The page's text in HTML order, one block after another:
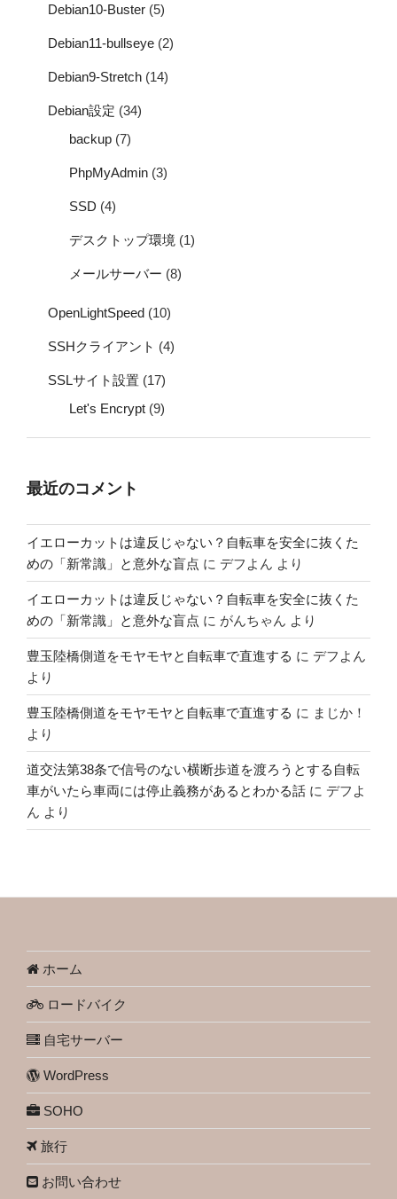
Debian10-Buster (5)
Debian11-bullseye (2)
Debian9-Stretch (14)
Debian設定 (34)
backup (7)
PhpMyAdmin (3)
SSD (4)
デスクトップ環境 (1)
メールサーバー (8)
OpenLightSpeed (10)
SSHクライアント (4)
SSLサイト設置 (17)
Let's Encrypt (9)
最近のコメント
イエローカットは違反じゃない？自転車を安全に抜くた
めの「新常識」と意外な盲点 に デフよん より
イエローカットは違反じゃない？自転車を安全に抜くた
めの「新常識」と意外な盲点 に がんちゃん より
豊玉陸橋側道をモヤモヤと自転車で直進する に デフよん
より
豊玉陸橋側道をモヤモヤと自転車で直進する に まじか！
より
道交法第38条で信号のない横断歩道を渡ろうとする自転
車がいたら車両には停止義務があるとわかる話 に デフよ
ん より
ホーム
ロードバイク
自宅サーバー
WordPress
SOHO
旅行
お問い合わせ